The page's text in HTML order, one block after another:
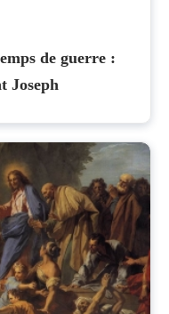
de guerre :
Joseph